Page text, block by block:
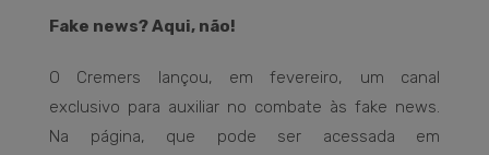
Fake news? Aqui, não!
O Cremers lançou, em fevereiro, um canal
exclusivo para auxiliar no combate às fake news.
Na página, que pode ser acessada em